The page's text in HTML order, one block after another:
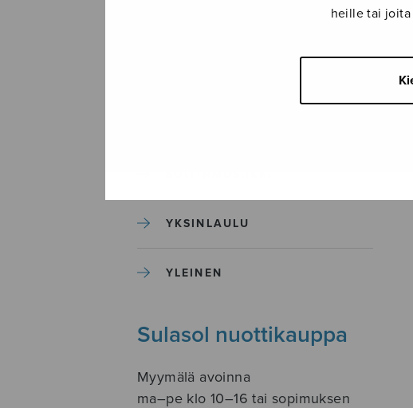
heille tai
YKSINLAULU
YLEINEN
Sulasol nuottikauppa
Myymälä avoinna
ma–pe klo 10–16 tai sopimuksen